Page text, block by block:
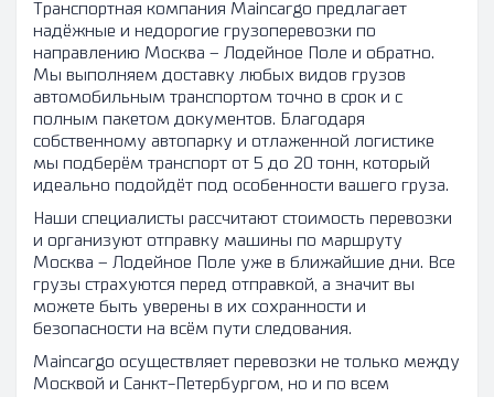
Транспортная компания Maincargo предлагает
надёжные и недорогие грузоперевозки по
направлению Москва – Лодейное Поле и обратно.
Мы выполняем доставку любых видов грузов
автомобильным транспортом точно в срок и с
полным пакетом документов. Благодаря
собственному автопарку и отлаженной логистике
мы подберём транспорт от 5 до 20 тонн, который
идеально подойдёт под особенности вашего груза.
Наши специалисты рассчитают стоимость перевозки
и организуют отправку машины по маршруту
Москва – Лодейное Поле уже в ближайшие дни. Все
грузы страхуются перед отправкой, а значит вы
можете быть уверены в их сохранности и
безопасности на всём пути следования.
Maincargo осуществляет перевозки не только между
Москвой и Санкт-Петербургом, но и по всем